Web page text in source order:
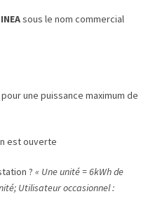
sous le nom commercial
pour une puissance maximum de
est ouverte
? « Une unité = 6kWh de
Utilisateur occasionnel :